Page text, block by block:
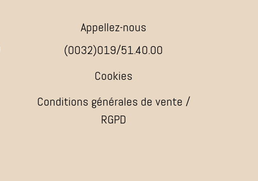
Appellez-nous
(0032)019/51.40.00
Cookies
Conditions générales de vente /
RGPD